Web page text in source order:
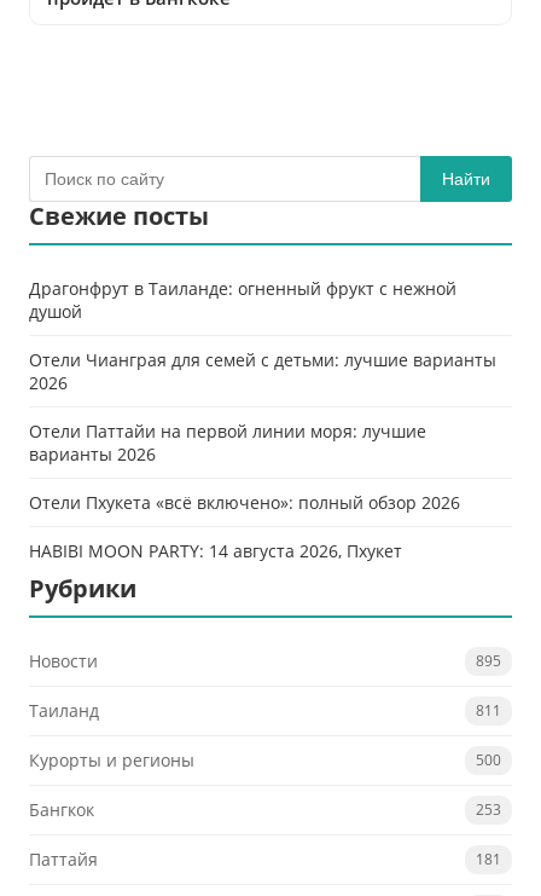
Найти
Свежие посты
Драгонфрут в Таиланде: огненный фрукт с нежной
душой
Отели Чианграя для семей с детьми: лучшие варианты
2026
Отели Паттайи на первой линии моря: лучшие
варианты 2026
Отели Пхукета «всё включено»: полный обзор 2026
HABIBI MOON PARTY: 14 августа 2026, Пхукет
Рубрики
Новости 895
Таиланд 811
Курорты и регионы 500
Бангкок 253
Паттайя 181